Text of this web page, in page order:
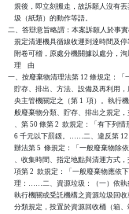
規後，即立刻搬走，故訴願人沒有
    圾（紙類）的動作等語。
二、答辯意旨略謂：本案訴願人於事
規定清運機具循線收運到達時間及
附卷可稽，原處分機關據以處分，洵
    理    由
一、按廢棄物清理法第 12 條規定：「
貯存、排出、方法、設備及再利用
央主管機關定之（第 1  項）。執
般廢棄物分類、貯存、排出之規定
、第 50 條第 2  款規定：「有下列
6 千元以下罰鍰。……二、違反第
辦法第 5  條規定：「一般廢棄物
、收集時間、指定地點與清運方式
項第 2  款規定：「一般廢棄物應
理：……二、資源垃圾：（一）依
執行機關或受託機構之資源垃圾回
分類規定，投置於資源回收桶（箱